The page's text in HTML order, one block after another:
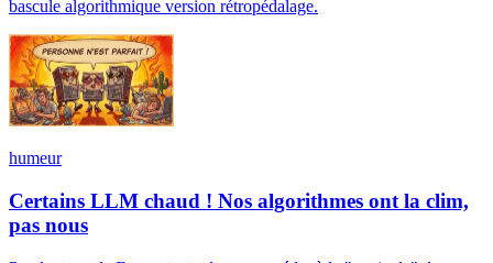
bascule algorithmique version rétropédalage.
humeur
Certains LLM chaud ! Nos algorithmes ont la clim,
pas nous